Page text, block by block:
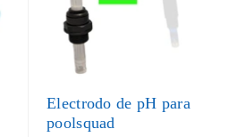
Electrodo de pH para
poolsquad